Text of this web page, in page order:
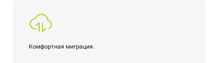
Комфортная миграция.